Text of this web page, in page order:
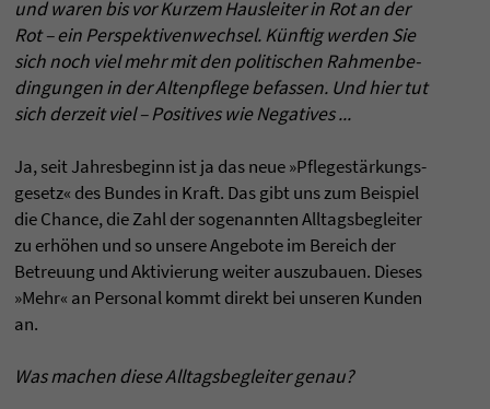
und waren bis vor Kur­zem Haus­lei­ter in Rot an der
Rot – ein Per­spek­ti­ven­wech­sel. Künftig wer­den Sie
sich noch viel mehr mit den poli­ti­schen Rah­men­be­
din­gun­gen in der Alten­pflege befas­sen. Und hier tut
sich der­zeit viel – Posi­ti­ves wie Nega­ti­ves ...
Ja, seit Jah­res­be­ginn ist ja das neue »Pfle­gestärkungs­
ge­setz« des Bun­des in Kraft. Das gibt uns zum Bei­spiel
die Chance, die Zahl der soge­nann­ten All­tags­be­glei­ter
zu erhöhen und so unsere Ange­bote im Bereich der
Betreu­ung und Akti­vie­rung wei­ter aus­zu­bauen. Die­ses
»Mehr« an Per­so­nal kommt direkt bei unse­ren Kun­den
an.
Was machen diese All­tags­be­glei­ter genau?